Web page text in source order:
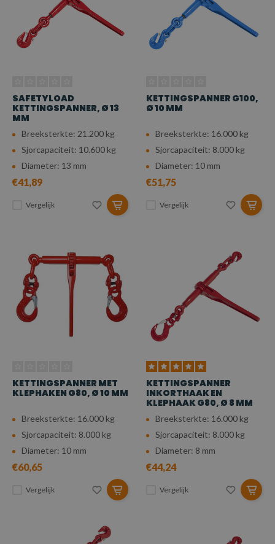
SAFETYLOAD
KETTINGSPANNER, Ø 13
MM
Breeksterkte: 21.200 kg
Sjorcapaciteit: 10.600 kg
Diameter: 13 mm
€41,89
Vergelijk
KETTINGSPANNER G100,
Ø 10 MM
Breeksterkte: 16.000 kg
Sjorcapaciteit: 8.000 kg
Diameter: 10 mm
€51,75
Vergelijk
KETTINGSPANNER MET
KLEPHAKEN G80, Ø 10 MM
Breeksterkte: 16.000 kg
Sjorcapaciteit: 8.000 kg
Diameter: 10 mm
€60,65
Vergelijk
KETTINGSPANNER
INKORTHAAK EN
KLEPHAAK G80, Ø 8 MM
Breeksterkte: 16.000 kg
Sjorcapaciteit: 8.000 kg
Diameter: 8 mm
€44,24
Vergelijk